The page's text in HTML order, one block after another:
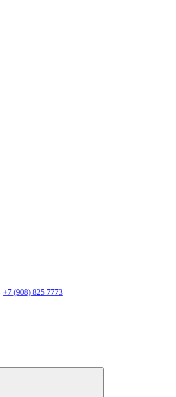
+7 (908) 825 7773